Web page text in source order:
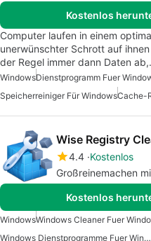
Kostenlos
Computer laufen in einem
unerwünschter Schrott auf
der Regel immer dann Daten
WindowsDienstprogramm Fuer
Speicherreiniger Für WindowsCache-
Wise Registry
4.4 Kostenlos
Großreinemachen
Kostenlos
WindowsWindows Cleaner Fuer
Windows Dienstprogramme Fuer Windows 10